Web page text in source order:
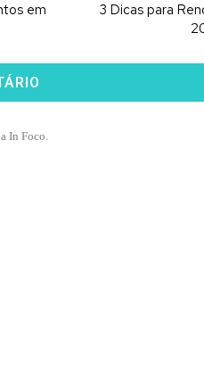
em
3 Dicas para
In Foco.